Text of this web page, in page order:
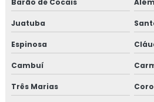
Revestimento térmico industrial
Revestimento térmico para
Revestimento térmico tubulação
Barão de Cocais
Juatuba
Espinosa
Cambuí
Três Marias